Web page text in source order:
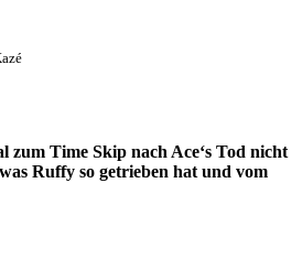
zum Time Skip nach Ace‘s Tod nicht
Ruffy so getrieben hat und vom